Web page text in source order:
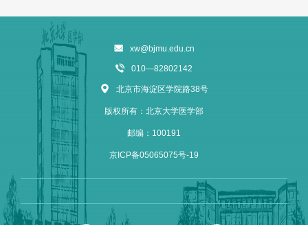
xw@bjmu.edu.cn
010—82802142
北京市海淀区学院路38号
版权所有：北京大学医学部
邮编：100191
京ICP备05065075号-19